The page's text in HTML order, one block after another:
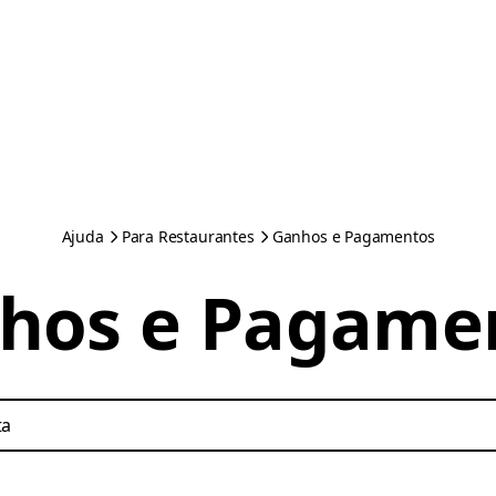
Ajuda Para Restaurantes Ganhos e Pagamentos
e